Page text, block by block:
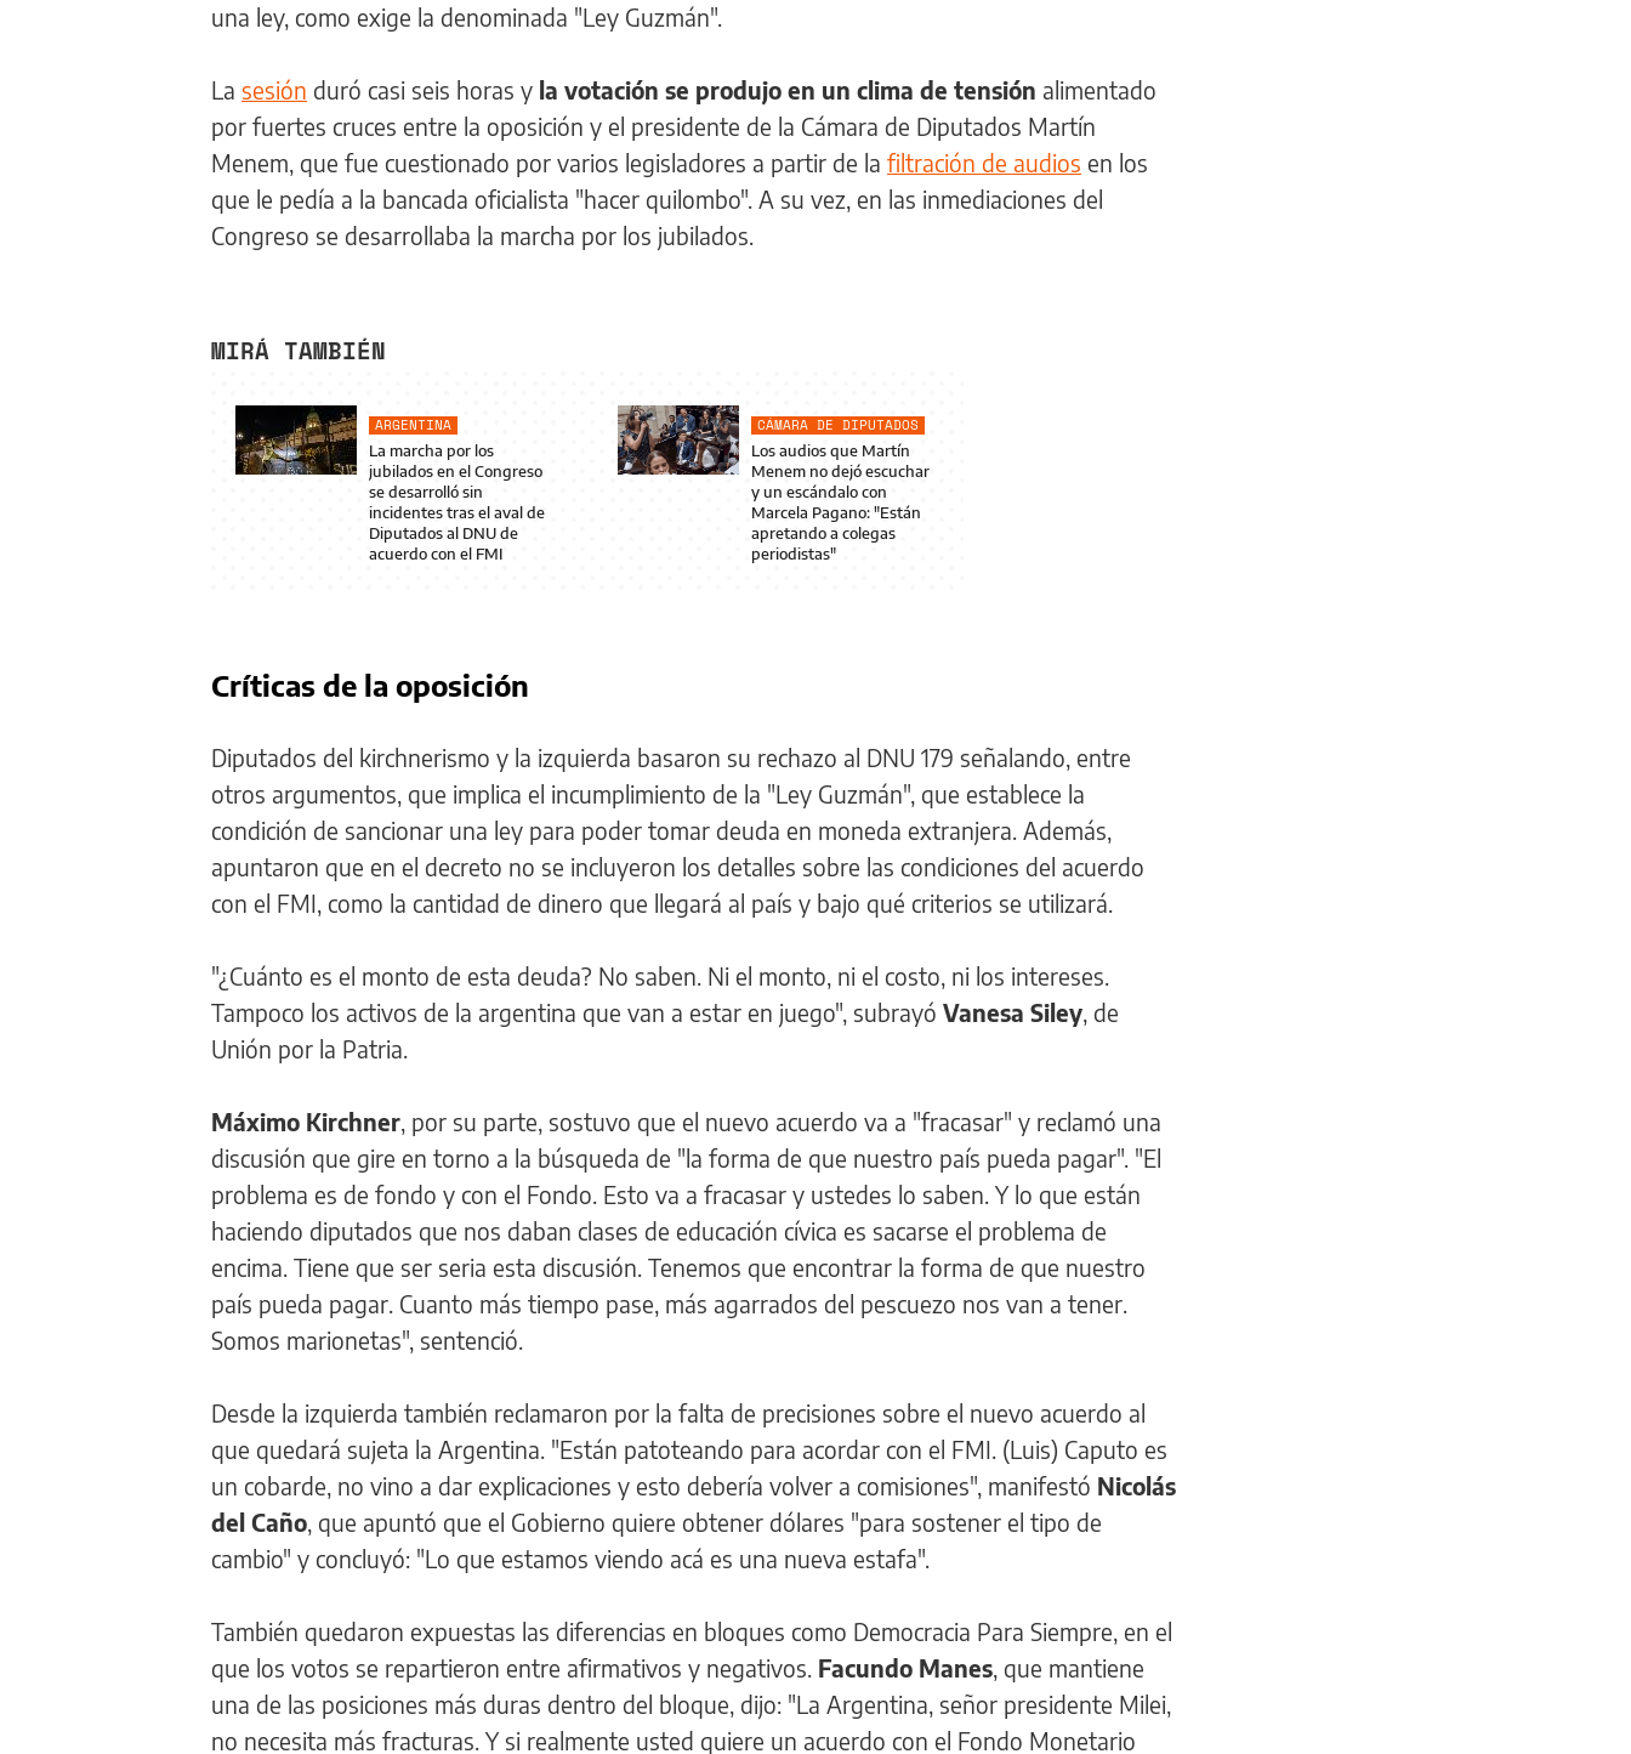
una ley, como exige la denominada "Ley Guzmán".
La sesión duró casi seis horas y la votación se produjo en un clima de tensión alimentado
por fuertes cruces entre la oposición y el presidente de la Cámara de Diputados Martín
Menem, que fue cuestionado por varios legisladores a partir de la filtración de audios en los
que le pedía a la bancada oficialista "hacer quilombo". A su vez, en las inmediaciones del
Congreso se desarrollaba la marcha por los jubilados.
MIRÁ TAMBIÉN
ARGENTINA
La marcha por los
jubilados en el Congreso
se desarrolló sin
incidentes tras el aval de
Diputados al DNU de
acuerdo con el FMI
CÁMARA DE DIPUTADOS
Los audios que Martín
Menem no dejó escuchar
y un escándalo con
Marcela Pagano: "Están
apretando a colegas
periodistas"
Críticas de la oposición
Diputados del kirchnerismo y la izquierda basaron su rechazo al DNU 179 señalando, entre
otros argumentos, que implica el incumplimiento de la "Ley Guzmán", que establece la
condición de sancionar una ley para poder tomar deuda en moneda extranjera. Además,
apuntaron que en el decreto no se incluyeron los detalles sobre las condiciones del acuerdo
con el FMI, como la cantidad de dinero que llegará al país y bajo qué criterios se utilizará.
"¿Cuánto es el monto de esta deuda? No saben. Ni el monto, ni el costo, ni los intereses.
Tampoco los activos de la argentina que van a estar en juego", subrayó Vanesa Siley , de
Unión por la Patria.
Máximo Kirchner , por su parte, sostuvo que el nuevo acuerdo va a "fracasar" y reclamó una
discusión que gire en torno a la búsqueda de "la forma de que nuestro país pueda pagar". "El
problema es de fondo y con el Fondo. Esto va a fracasar y ustedes lo saben. Y lo que están
haciendo diputados que nos daban clases de educación cívica es sacarse el problema de
encima. Tiene que ser seria esta discusión. Tenemos que encontrar la forma de que nuestro
país pueda pagar. Cuanto más tiempo pase, más agarrados del pescuezo nos van a tener.
Somos marionetas", sentenció.
Desde la izquierda también reclamaron por la falta de precisiones sobre el nuevo acuerdo al
que quedará sujeta la Argentina. "Están patoteando para acordar con el FMI. (Luis) Caputo es
un cobarde, no vino a dar explicaciones y esto debería volver a comisiones", manifestó Nicolás
del Caño , que apuntó que el Gobierno quiere obtener dólares "para sostener el tipo de
cambio" y concluyó: "Lo que estamos viendo acá es una nueva estafa".
También quedaron expuestas las diferencias en bloques como Democracia Para Siempre, en el
que los votos se repartieron entre afirmativos y negativos. Facundo Manes , que mantiene
una de las posiciones más duras dentro del bloque, dijo: "La Argentina, señor presidente Milei,
no necesita más fracturas. Y si realmente usted quiere un acuerdo con el Fondo Monetario